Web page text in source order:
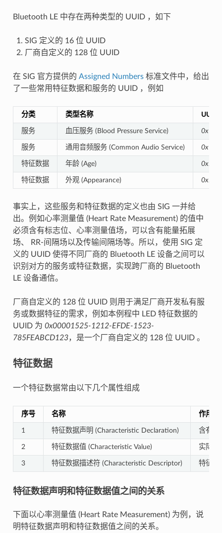
Bluetooth LE 中存在两种类型的 UUID ，如下
SIG 定义的 16 位 UUID
厂商自定义的 128 位 UUID
在 SIG 官方提供的 Assigned Numbers标准文件中，给出
了一些常用特征数据和服务的 UUID ，例如
分类 类型名称 UUID
服务 血压服务 (Blood Pressure Service)
服务 通用音频服务 (Common Audio Service)
特征数据 年龄 (Age)
特征数据 外观 (Appearance)
事实上，这些服务和特征数据的定义也由 SIG 一并给
出。例如心率测量值 (Heart Rate Measurement) 的值中
必须含有标志位、心率测量值场，可以含有能量拓展
场、 RR-间隔场以及传输间隔场等。所以，使用 SIG 定
义的 UUID 使得不同厂商的 Bluetooth LE 设备之间可以
识别对方的服务或特征数据，实现跨厂商的 Bluetooth
LE 设备通信。
厂商自定义的 128 位 UUID 则用于满足厂商开发私有服
务或数据特征的需求，例如本例程中 LED 特征数据的
UUID 为 0x00001525-1212-EFDE-1523-
785FEABCD123，是一个厂商自定义的 128 位 UUID 。
特征数据
一个特征数据常由以下几个属性组成
序号 名称 作用
1 特征数据声明 (Characteristic Declaration) 含有特
2 特征数据值 (Characteristic Value) 实际的
3 特征数据描述符 (Characteristic Descriptor) 特征数
特征数据声明和特征数据值之间的关系
下面以心率测量值 (Heart Rate Measurement) 为例，说
明特征数据声明和特征数据值之间的关系。